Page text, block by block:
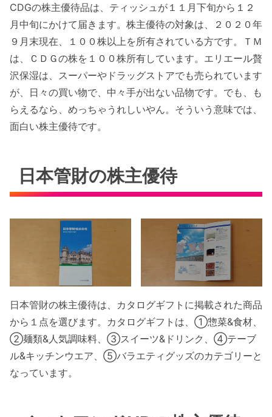
CDGの株主優待品は、ティッシュが１１月下旬から１２
月中旬にかけて届きます。株主優待の対象は、２０２０年
９月末現在、１００株以上を所有されている方です。ＴＭ
は、ＣＤＧの株を１００株所有しています。エリエール贅
沢保湿は、スーパーやドラッグストアでも売られています
が、日々の買い物で、中々手が出ない品物です。でも、も
らえるなら、めっちゃうれしいやん。そういう意味では、
面白い株主優待です。
日本管財の株主優待
日本管財の株主優待は、カタログギフトに掲載された商品
から１点を選びます。カタログギフトは、①惣菜&食材、
②麺類&人気調味料、③スイーツ&ドリンク、④テーブ
ル&キッチンウエア、⑤バラエティグッズのカテゴリーと
なっています。